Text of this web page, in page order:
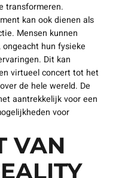
dan alleen gaming of
die het publiek op
niet mogelijk waren.
omgevingen,
waarop we
transformeren.
kan ook dienen als
Mensen kunnen
hun fysieke
Dit kan
virtueel concert tot het
de hele wereld. De
aantrekkelijk voor een